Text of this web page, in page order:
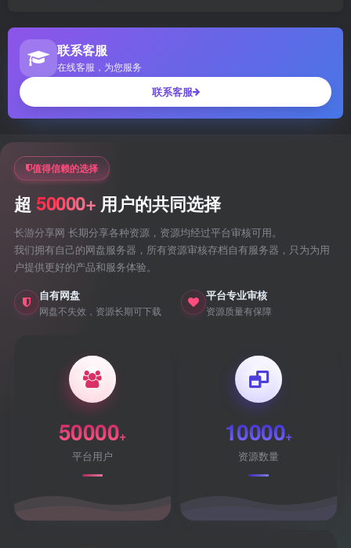
联系客服
在线客服，为您服务
联系客服
值得信赖的选择
超 50000+ 用户的共同选择
长游分享网 长期分享各种资源，资源均经过平台审核可用。
我们拥有自己的网盘服务器，所有资源审核存档自有服务器，只为为用
户提供更好的产品和服务体验。
自有网盘
网盘不失效，资源长期可下载
平台专业审核
资源质量有保障
50000+
平台用户
10000+
资源数量